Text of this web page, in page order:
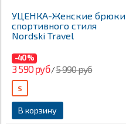
УЦЕНКА-Женские брюки
спортивного стиля
Nordski Travel
-40%
3 590 руб/5 990 руб
В корзину
S